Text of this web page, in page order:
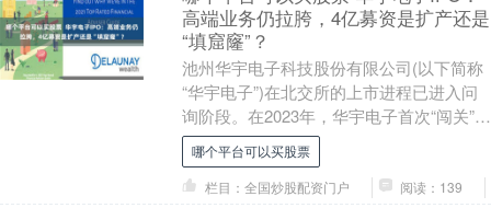
高端业务仍拉胯，4亿募资是扩产还是
“填窟窿”？
池州华宇电子科技股份有限公司(以下简称
“华宇电子”)在北交所的上市进程已进入问
询阶段。在2023年，华宇电子首次“闯关”深
交所，就是在两轮问询之后最终撤回了
IP....
哪个平台可以买股票
栏目：全国炒股配资门户
阅读：139